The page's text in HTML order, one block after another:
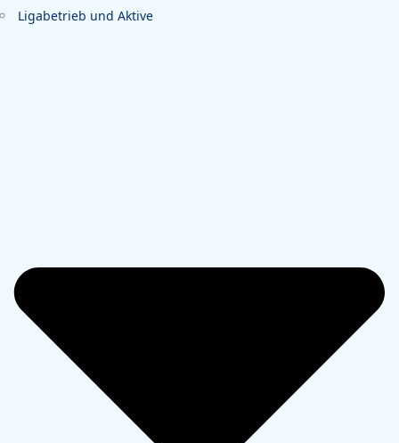
Ligabetrieb und Aktive